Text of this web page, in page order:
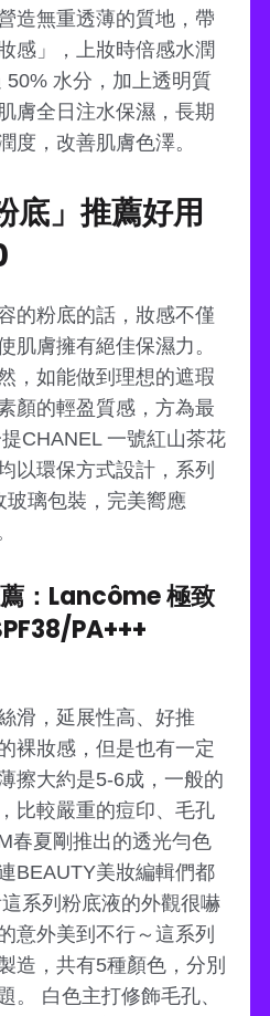
造無重透薄的質地，帶
感」，上妝時倍感水潤
水分，加上透明質
膚全日注水保濕，長期
度，改善肌膚色澤。
底」推薦好用
的粉底的話，妝感不僅
肌膚擁有絕佳保濕力。
，如能做到理想的遮瑕
顏的輕盈質感，方為最
CHANEL 一號紅山茶花
以環保方式設計，系列
璃包裝，完美嚮應
：Lancôme 極致
PA+++
滑，延展性高、好推
裸妝感，但是也有一定
擦大約是5-6成，一般的
比較嚴重的痘印、毛孔
春夏剛推出的透光勻色
BEAUTY美妝編輯們都
系列粉底液的外觀很嚇
意外美到不行～這系列
造，共有5種顏色，分別
。 白色主打修飾毛孔、